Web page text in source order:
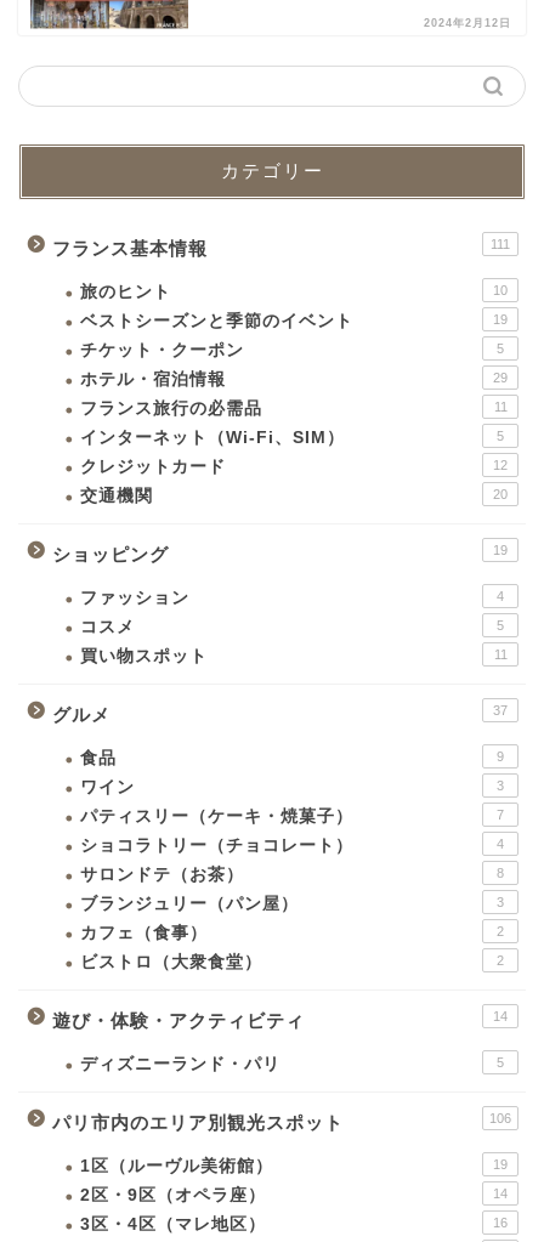
2024年2月12日
カテゴリー
フランス基本情報 111
旅のヒント 10
ベストシーズンと季節のイベント 19
チケット・クーポン 5
ホテル・宿泊情報 29
フランス旅行の必需品 11
インターネット（Wi-Fi、SIM） 5
クレジットカード 12
交通機関 20
ショッピング 19
ファッション 4
コスメ 5
買い物スポット 11
グルメ 37
食品 9
ワイン 3
パティスリー（ケーキ・焼菓子） 7
ショコラトリー（チョコレート） 4
サロンドテ（お茶） 8
ブランジュリー（パン屋） 3
カフェ（食事） 2
ビストロ（大衆食堂） 2
遊び・体験・アクティビティ 14
ディズニーランド・パリ 5
パリ市内のエリア別観光スポット 106
1区（ルーヴル美術館） 19
2区・9区（オペラ座） 14
3区・4区（マレ地区） 16